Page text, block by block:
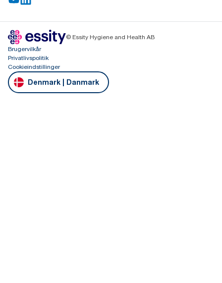
© Essity Hygiene and Health AB
Brugervilkår
Privatlivspolitik
Cookieindstillinger
Denmark | Danmark